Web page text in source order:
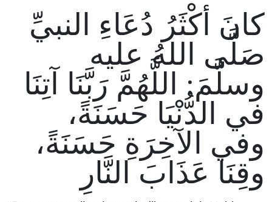
كانَ أكْثَرُ دُعَاءِ النبيِّ
صَلَّى اللهُ عليه
وسلَّمَ: اللَّهُمَّ رَبَّنَا آتِنَا
في الدُّنْيَا حَسَنَةً،
وفي الآخِرَةِ حَسَنَةً،
وقِنَا عَذَابَ النَّارِ